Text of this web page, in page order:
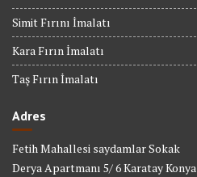
Simit Fırını İmalatı
Kara Fırın İmalatı
Taş Fırın İmalatı
Adres
Fetih Mahallesi saydamlar Sokak
Derya Apartmanı 5/ 6 Karatay Konya